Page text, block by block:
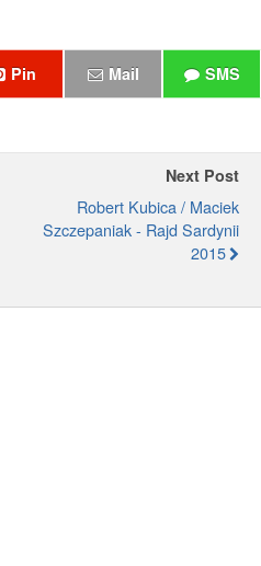
Pin Mail SMS
Next Post
Robert Kubica / Maciek
Szczepaniak - Rajd Sardynii
2015